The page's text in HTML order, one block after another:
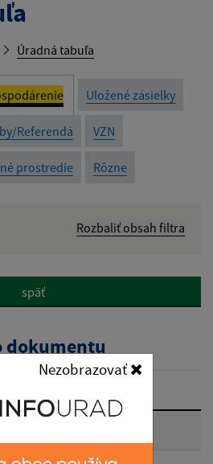
Nezobrazovať
Úradná tabuľa
Uložené zásielky
Referendá VZN
prostredie Rôzne
Rozbaliť obsah filtra
späť
dokumentu
obce 2024 príjmy